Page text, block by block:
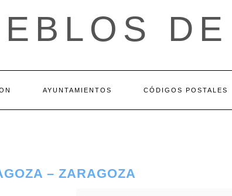
AYUNTAMIENTOS CÓDIGOS POSTALES
– ZARAGOZA